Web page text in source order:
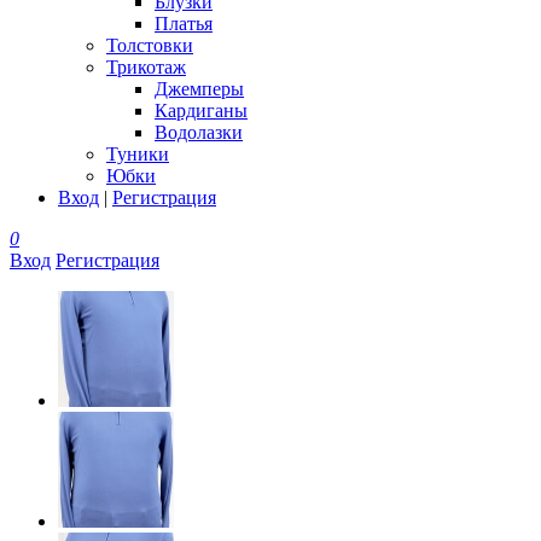
Платья
Толстовки
Трикотаж
Джемперы
Кардиганы
Водолазки
Туники
Юбки
Вход | Регистрация
0
Вход Регистрация